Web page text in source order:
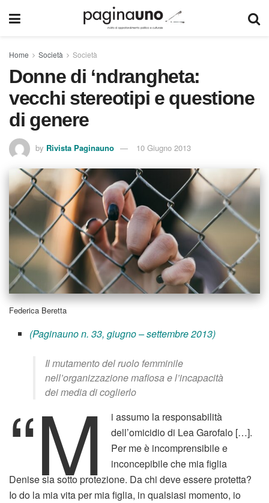
Home Società Società
Donne di ‘ndrangheta:
vecchi stereotipi e questione
di genere
by Rivista Paginauno 10 Giugno 2013
Federica Beretta
(Paginauno n. 33, giugno – settembre 2013)
Il mutamento del ruolo femminile
nell’organizzazione mafiosa e l’incapacità
dei media di coglierlo
“M
i assumo la responsabilità
dell’omicidio di Lea Garofalo […].
Per me è incomprensibile e
inconcepibile che mia figlia
Denise sia sotto protezione. Da chi deve essere protetta?
Io do la mia vita per mia figlia, in qualsiasi momento, io